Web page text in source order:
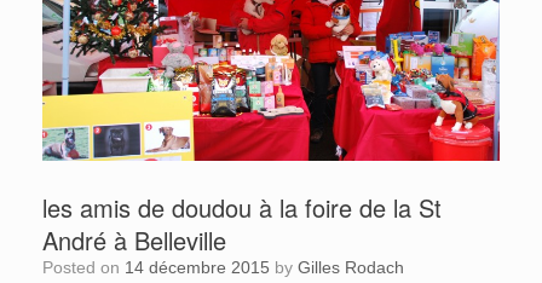
les amis de doudou à la foire de la St
André à Belleville
Posted on 14 décembre 2015 by Gilles Rodach